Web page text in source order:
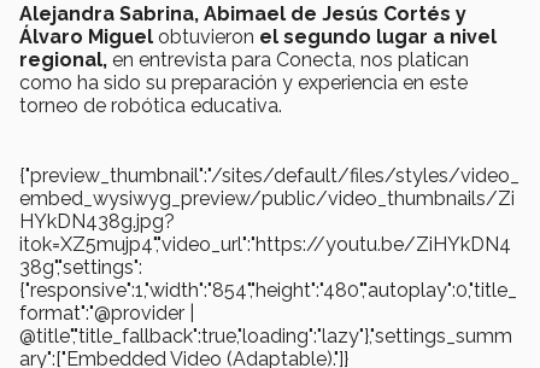
Alejandra Sabrina, Abimael de Jesús Cortés y
Álvaro Miguel obtuvieron el segundo lugar a nivel
regional, en entrevista para Conecta, nos platican
como ha sido su preparación y experiencia en este
torneo de robótica educativa.
{"preview_thumbnail":"/sites/default/files/styles/video_
embed_wysiwyg_preview/public/video_thumbnails/Zi
HYkDN438g.jpg?
itok=XZ5mujp4","video_url":"https://youtu.be/ZiHYkDN4
38g","settings":
{"responsive":1,"width":"854","height":"480","autoplay":0,"title_
format":"@provider |
@title","title_fallback":true,"loading":"lazy"},"settings_summ
ary":["Embedded Video (Adaptable)."]}